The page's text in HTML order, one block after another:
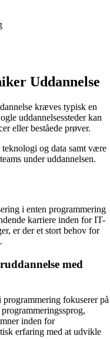
Uddannelse
kræves typisk en
uddannelsessteder kan
eller beståede prøver.
og data samt være
under uddannelsen.
i enten programmering
karriere inden for IT-
er der et stort behov for
med
fokuserer på
inden for
erfaring med at udvikle